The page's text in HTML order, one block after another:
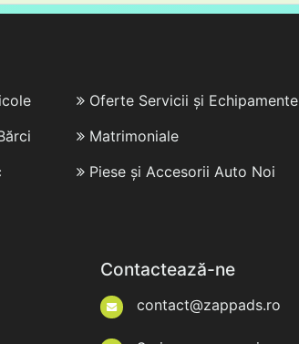
Oferte Servicii și Echipamente
Matrimoniale
Piese și Accesorii Auto Noi
Contactează-ne
contact@zappads.ro